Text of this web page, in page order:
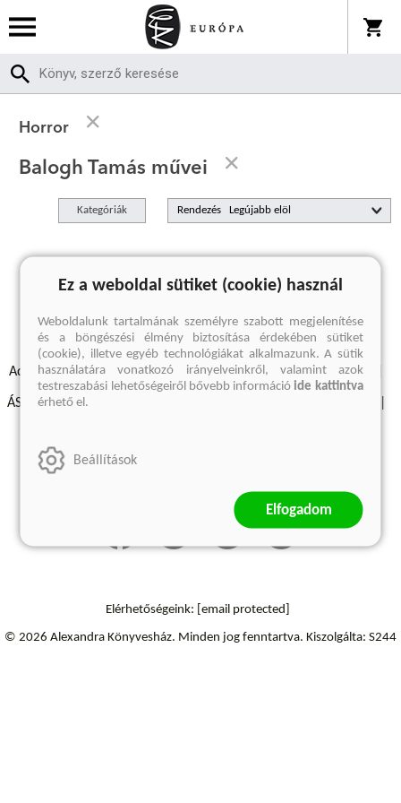
Horror
Balogh Tamás művei
Kategóriák Rendezés
A keresett kifejezésre nincs találat
Adatvédelmi szabályzatok Elállási felmondási nyilatkozat
ÁSZF - Vásárlási feltételek
Szállítási információk
Elérhetőségeink: [email protected]
© 2026 Alexandra Könyvesház. Minden jog fenntartva. Kiszolgálta: S244
Ez a weboldal sütiket (cookie) használ
Weboldalunk tartalmának személyre szabott megjelenítése
és a böngészési élmény biztosítása érdekében sütiket
(cookie), illetve egyéb technológiákat alkalmazunk. A sütik
használatára vonatkozó irányelveinkről, valamint azok
testreszabási lehetőségeiről bővebb információide kattintva
érhető el.
Beállítások
Elfogadom